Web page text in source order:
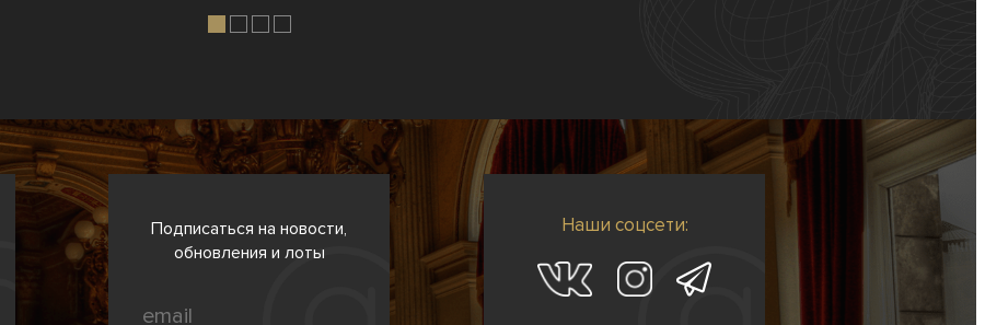
Подписаться на новости,
обновления и лоты
Наши соцсети: